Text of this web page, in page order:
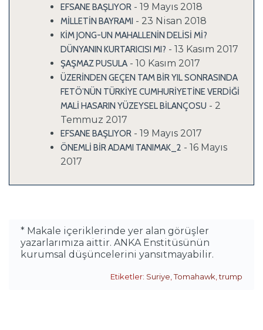
EFSANE BAŞLIYOR - 19 Mayıs 2018
MİLLETİN BAYRAMI - 23 Nisan 2018
KİM JONG-UN MAHALLENİN DELİSİ Mİ?
DÜNYANIN KURTARICISI MI? - 13 Kasım 2017
ŞAŞMAZ PUSULA - 10 Kasım 2017
ÜZERİNDEN GEÇEN TAM BİR YIL SONRASINDA
FETÖ’NÜN TÜRKİYE CUMHURİYETİNE VERDİĞİ
MALİ HASARIN YÜZEYSEL BİLANÇOSU - 2
Temmuz 2017
EFSANE BAŞLIYOR - 19 Mayıs 2017
ÖNEMLİ BİR ADAMI TANIMAK_2 - 16 Mayıs
2017
* Makale içeriklerinde yer alan görüşler
yazarlarımıza aittir. ANKA Enstitüsünün
kurumsal düşüncelerini yansıtmayabilir.
Etiketler: Suriye,Tomahawk,trump